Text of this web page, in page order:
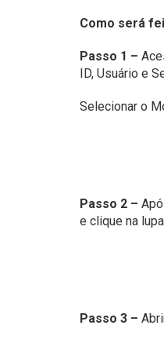
Como será
Passo 1 –
ID, Usuário e
Selecionar o
Passo 2 –
e clique na
Passo 3 –